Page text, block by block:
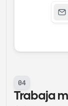
04
Trabaja